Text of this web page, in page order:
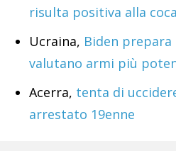
risulta positiva alla
Ucraina, Biden prepara
valutano armi più
Acerra, tenta di
arrestato 19enne